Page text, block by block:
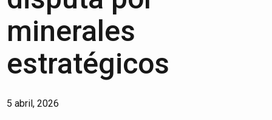
minerales
estratégicos
5 abril, 2026